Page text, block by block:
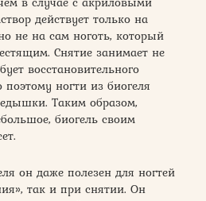
действует только на
не на сам ноготь, который
Снятие занимает не
восстановительного
ногти из биогеля
Таким образом,
биогель своим
он даже полезен для ногтей
так и при снятии. Он